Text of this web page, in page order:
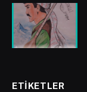
ETIKETLER